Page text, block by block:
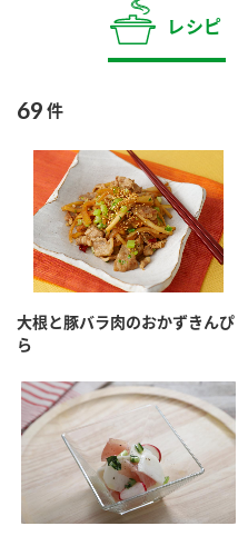
商品カテゴリ
お酢ドリンク
みりん風・料理酒
スープ
ブランド・スペシャルサイト
ブランド・スペシャルサイト
商品ブランドサイト
カンタン酢
お酢ドリンク
味ぽん
ぽん酢
企業情報
ミツカングループについて
企業理念
ミツカンを知る
環境への取り組み
採用情報
レシピ
69 件
大根と豚バラ肉のおかずきんぴ
ら